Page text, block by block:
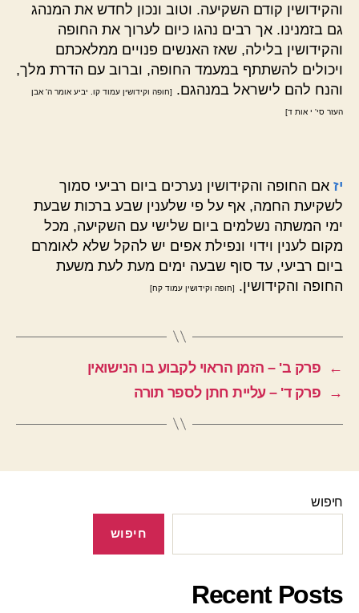
והקידושין קודם השקיעה. וטוב ונכון לחדש את המנהג
גם בזמנינו. אך רבים נהגו כיום לערוך את החופה
והקידושין בלילה, שאז האנשים פנויים ממלאכתם
ויכולים להשתתף במעמד החופה, וברוב עם הדרת מלך,
והנח להם לישראל במנהגם.
[חופה וקידושין עמוד קו. יביע אומר ה' אבן
העזר סי' י אות ד]
יז אם החופה והקידושין נערכים ביום רביעי סמוך
לשקיעת החמה, אף על פי שלענין שבע ברכות שבעת
ימי המשתה נשלמים ביום שלישי עם השקיעה, מכל
מקום לענין וידוי ונפילת אפים יש להקל שלא לאומרם
ביום רביעי, עד סוף שבעה ימים מעת לעת משעת
החופה והקידושין.
[חופה וקידושין עמוד קח]
←
פרק ב' – הזמן הראוי לקבוע בו הנישואין
→
פרק ד' – עליית חתן לספר תורה
חיפוש
חיפוש
Recent Posts